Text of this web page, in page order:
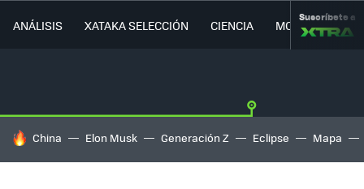
ANÁLISIS XATAKA SELECCIÓN CIENCIA MOVILIDAD
Suscríbete a
HOY SE HABLA DE
China Elon Musk Generación Z Eclipse Mapa